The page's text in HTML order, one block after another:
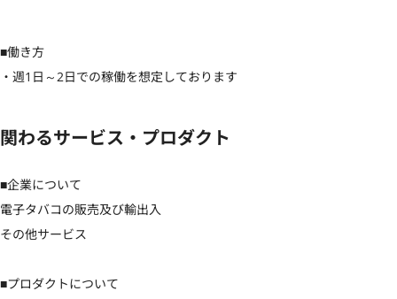
■働き方
・週1日～2日での稼働を想定しております
関わるサービス・プロダクト
■企業について
電子タバコの販売及び輸出入
その他サービス
■プロダクトについて